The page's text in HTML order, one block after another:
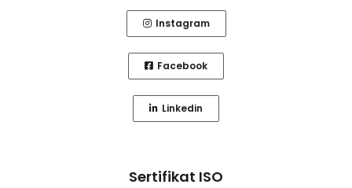
Instagram
Facebook
Linkedin
Sertifikat ISO